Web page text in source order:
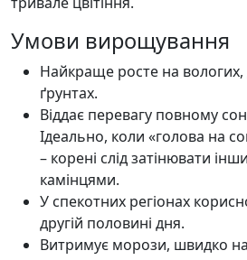
Умови вирощування
Найкраще росте на
ґрунтах.
Віддає перевагу повному
Ідеально, коли «голова на
– корені слід затінювати
камінцями.
У спекотних регіонах
другій половині дня.
Витримує морози, швидко